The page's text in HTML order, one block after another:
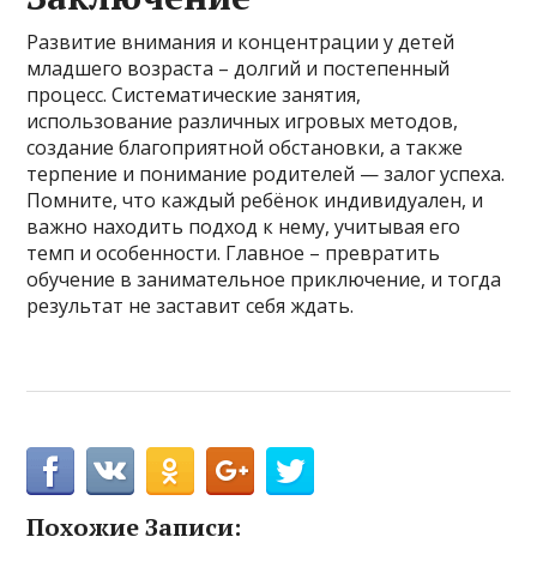
Развитие внимания и концентрации у детей
младшего возраста – долгий и постепенный
процесс. Систематические занятия,
использование различных игровых методов,
создание благоприятной обстановки, а также
терпение и понимание родителей — залог успеха.
Помните, что каждый ребёнок индивидуален, и
важно находить подход к нему, учитывая его
темп и особенности. Главное – превратить
обучение в занимательное приключение, и тогда
результат не заставит себя ждать.
Похожие Записи: